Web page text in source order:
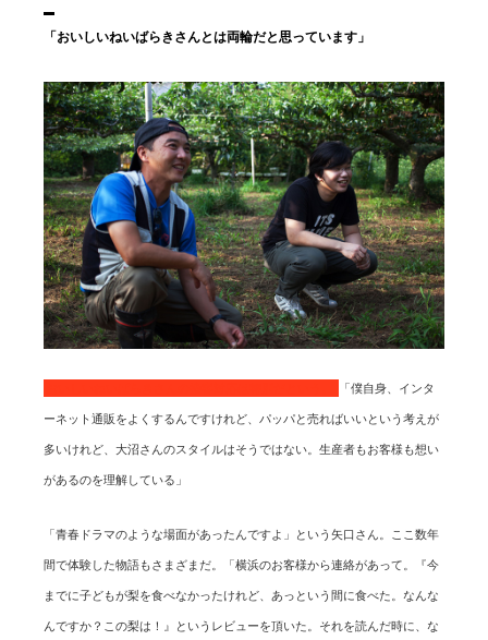
「おいしいねいばらきさんとは両輪だと思っています」
「僕自身、インタ
ーネット通販をよくするんですけれど、パッパと売ればいいという考えが
多いけれど、大沼さんのスタイルはそうではない。生産者もお客様も想い
があるのを理解している」
「青春ドラマのような場面があったんですよ」という矢口さん。ここ数年
間で体験した物語もさまざまだ。「横浜のお客様から連絡があって。『今
までに子どもが梨を食べなかったけれど、あっという間に食べた。なんな
んですか？この梨は！』というレビューを頂いた。それを読んだ時に、な